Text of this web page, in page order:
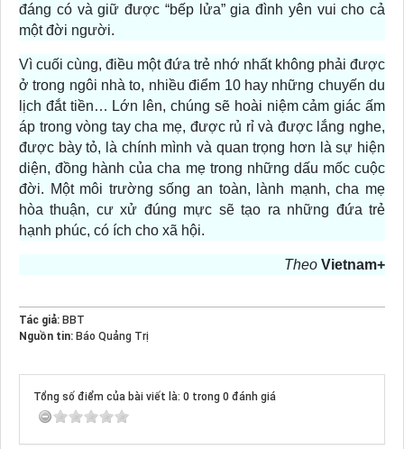
đáng có và giữ được “bếp lửa” gia đình yên vui cho cả
một đời người.
Vì cuối cùng, điều một đứa trẻ nhớ nhất không phải được
ở trong ngôi nhà to, nhiều điểm 10 hay những chuyến du
lịch đắt tiền… Lớn lên, chúng sẽ hoài niệm cảm giác ấm
áp trong vòng tay cha mẹ, được rủ rỉ và được lắng nghe,
được bày tỏ, là chính mình và quan trọng hơn là sự hiện
diện, đồng hành của cha mẹ trong những dấu mốc cuộc
đời. Một môi trường sống an toàn, lành mạnh, cha mẹ
hòa thuận, cư xử đúng mực sẽ tạo ra những đứa trẻ
hạnh phúc, có ích cho xã hội.
Theo Vietnam+
Tác giả: BBT
Nguồn tin: Báo Quảng Trị
Tổng số điểm của bài viết là: 0 trong 0 đánh giá